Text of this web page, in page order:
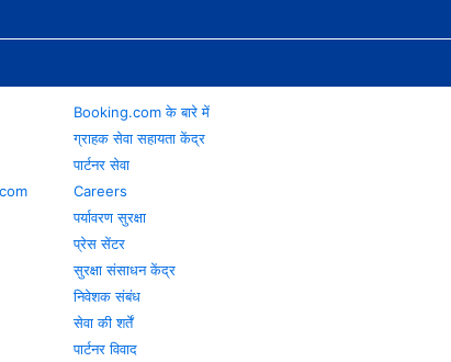
Booking.com के बारे में
ग्राहक सेवा सहायता केंद्र
पार्टनर सेवा
Careers
पर्यावरण सुरक्षा
प्रेस सेंटर
सुरक्षा संसाधन केंद्र
निवेशक संबंध
सेवा की शर्तें
पार्टनर विवाद